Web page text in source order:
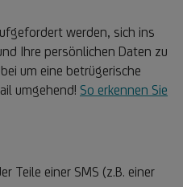
werden, sich ins
Ihre persönlichen Daten zu
um eine betrügerische
umgehend! So erkennen Sie
Teile einer SMS (z.B. einer